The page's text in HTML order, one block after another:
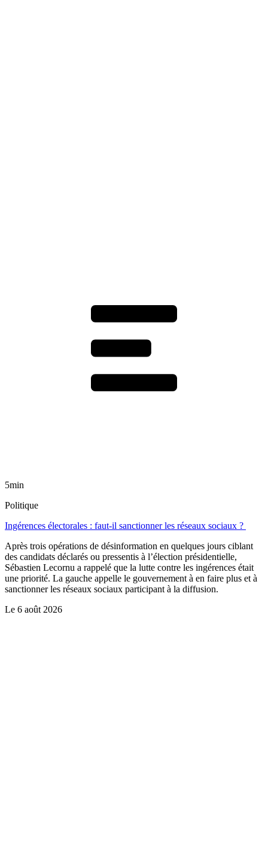
5min
Politique
Ingérences électorales : faut-il sanctionner les réseaux sociaux ?
Après trois opérations de désinformation en quelques jours ciblant
des candidats déclarés ou pressentis à l’élection présidentielle,
Sébastien Lecornu a rappelé que la lutte contre les ingérences était
une priorité. La gauche appelle le gouvernement à en faire plus et à
sanctionner les réseaux sociaux participant à la diffusion.
Le 6 août 2026